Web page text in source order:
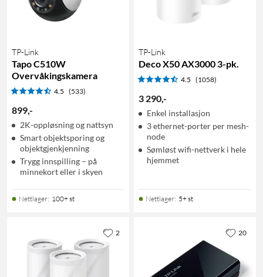
TP-Link
Tapo C510W
Overvåkingskamera
4.5 (533)
899,-
2K-oppløsning og nattsyn
Smart objektsporing og
objektgjenkjenning
Trygg innspilling – på
minnekort eller i skyen
Nettlager: 100+ st
TP-Link
Deco X50 AX3000 3-pk.
4.5 (1058)
3 290,-
Enkel installasjon
3 ethernet-porter per mesh-
node
Sømløst wifi-nettverk i hele
hjemmet
Nettlager: 5+ st
2 20